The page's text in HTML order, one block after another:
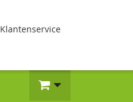
Klantenservice